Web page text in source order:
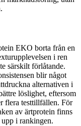
EKO borta från en
i ren
särskilt förlåtande.
blir något
alternativen i
löslighet, eftersom
flera testtillfällen. För
av ärtprotein finns
i rankingen.